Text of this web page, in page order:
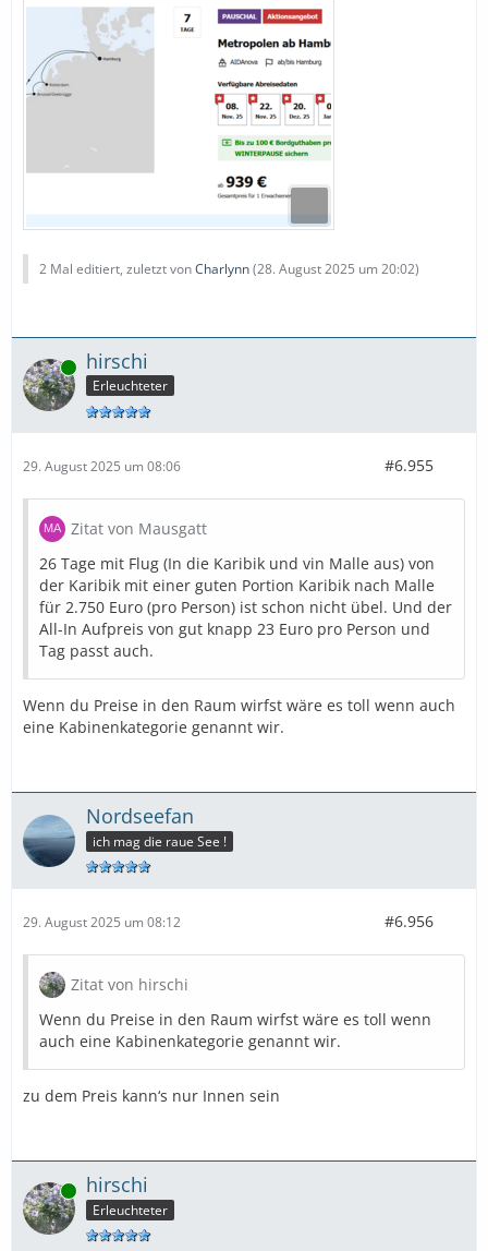
2 Mal editiert, zuletzt vonCharlynn(28. August 2025 um 20:02)
Online hirschi
Erleuchteter
29. August 2025 um 08:06 #6.955
Zitat von Mausgatt
26 Tage mit Flug (In die Karibik und vin Malle aus) von
der Karibik mit einer guten Portion Karibik nach Malle
für 2.750 Euro (pro Person) ist schon nicht übel. Und der
All-In Aufpreis von gut knapp 23 Euro pro Person und
Tag passt auch.
Wenn du Preise in den Raum wirfst wäre es toll wenn auch
eine Kabinenkategorie genannt wir.
Nordseefan
ich mag die raue See !
29. August 2025 um 08:12 #6.956
Zitat von hirschi
Wenn du Preise in den Raum wirfst wäre es toll wenn
auch eine Kabinenkategorie genannt wir.
zu dem Preis kann‘s nur Innen sein
Online hirschi
Erleuchteter